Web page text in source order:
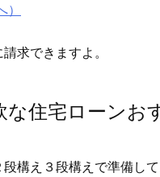
求できますよ。
な住宅ローンお
構え３段構えで準備し